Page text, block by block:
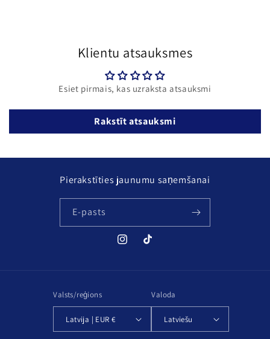
Klientu atsauksmes
Esiet pirmais, kas uzraksta atsauksmi
Rakstīt atsauksmi
Pierakstīties jaunumu saņemšanai
E-pasts
InstagramTikTok
Valsts/reģions
Latvija | EUR €
Valoda
Latviešu